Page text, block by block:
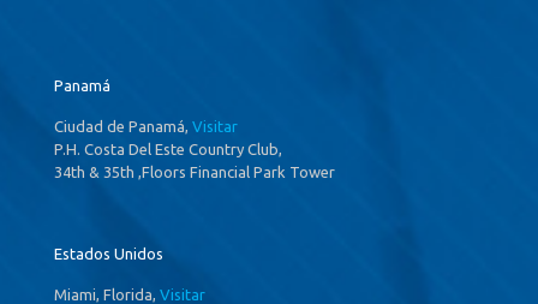
Panamá
Ciudad de Panamá, Visitar
P.H. Costa Del Este Country Club,
34th & 35th ,Floors Financial Park Tower
Estados Unidos
Miami, Florida, Visitar